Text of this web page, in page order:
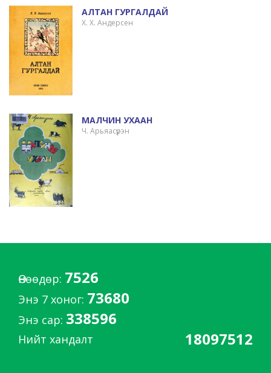
АЛТАН ГУРГАЛДАЙ
Х. Х. Андерсен
МАЛЧИН УХААН
Ч. Арьяасүрэн
Өнөөдөр: 7526
Энэ 7 хоног: 73680
Энэ сар: 338596
Нийт хандалт 18097512